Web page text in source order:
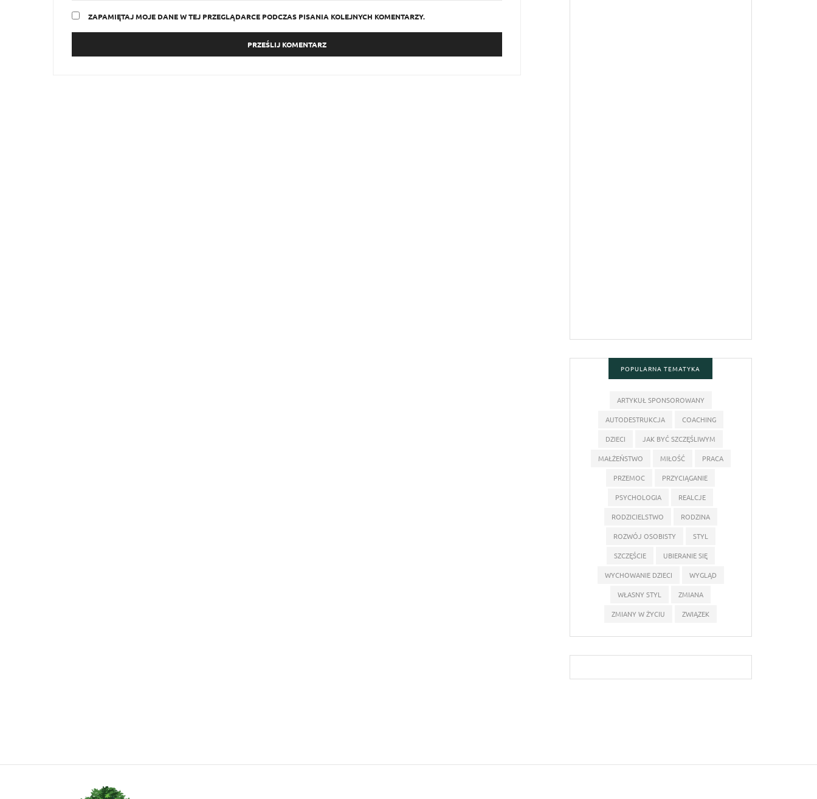
ZAPAMIĘTAJ MOJE DANE W TEJ PRZEGLĄDARCE PODCZAS PISANIA KOLEJNYCH KOMENTARZY.
POPULARNA TEMATYKA
ARTYKUŁ SPONSOROWANY
AUTODESTRUKCJA
COACHING
DZIECI
JAK BYĆ SZCZĘŚLIWYM
MAŁŻEŃSTWO
MIŁOŚĆ
PRACA
PRZEMOC
PRZYCIĄGANIE
PSYCHOLOGIA
REALCJE
RODZICIELSTWO
RODZINA
ROZWÓJ OSOBISTY
STYL
SZCZĘŚCIE
UBIERANIE SIĘ
WYCHOWANIE DZIECI
WYGLĄD
WŁASNY STYL
ZMIANA
ZMIANY W ŻYCIU
ZWIĄZEK